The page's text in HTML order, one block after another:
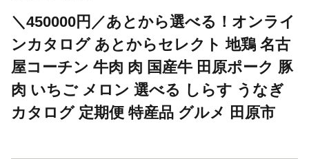
＼450000円／あとから選べる！オンライ
ンカタログ あとからセレクト 地鶏 名古
屋コーチン 牛肉 肉 国産牛 田原ポーク 豚
肉 いちご メロン 選べる しらす うなぎ
カタログ 定期便 特産品 グルメ 田原市